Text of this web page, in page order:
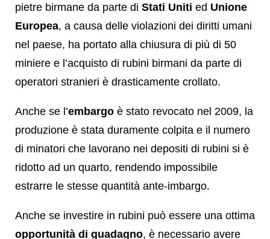
pietre birmane da parte di Stati Uniti ed Unione
Europea, a causa delle violazioni dei diritti umani
nel paese, ha portato alla chiusura di più di 50
miniere e l’acquisto di rubini birmani da parte di
operatori stranieri è drasticamente crollato.
Anche se l’embargo è stato revocato nel 2009, la
produzione è stata duramente colpita e il numero
di minatori che lavorano nei depositi di rubini si è
ridotto ad un quarto, rendendo impossibile
estrarre le stesse quantità ante-imbargo.
Anche se investire in rubini può essere una ottima
opportunità di guadagno, è necessario avere